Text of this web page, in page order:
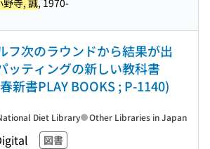
野寺, 誠, 1970-
フ次のラウンドから結果が出
ッティングの新しい教科書
新書PLAY BOOKS ; P-1140)
図書
Diet Library Other Libraries in Japan